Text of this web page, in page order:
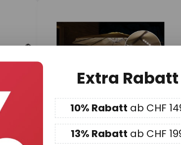
Extra Rabatt
10% Rabatt ab CHF
13% Rabatt ab CHF